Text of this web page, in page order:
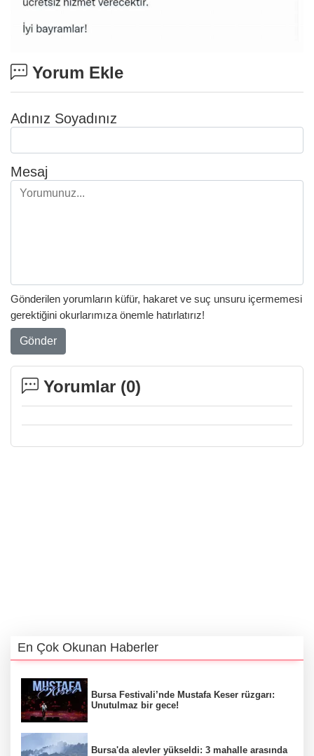
Yorum Ekle
Adınız Soyadınız
Mesaj
Gönderilen yorumların küfür, hakaret ve suç unsuru içermemesi
gerektiğini okurlarımıza önemle hatırlatırız!
Gönder
Yorumlar (0)
En Çok Okunan Haberler
Bursa Festivali’nde Mustafa Keser rüzgarı:
Unutulmaz bir gece!
Bursa'da alevler yükseldi: 3 mahalle arasında